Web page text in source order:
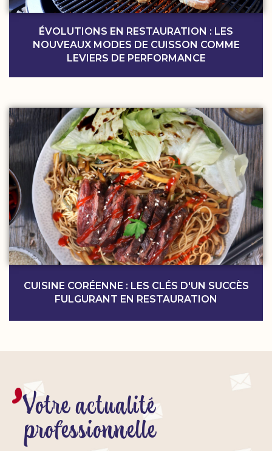
ÉVOLUTIONS EN RESTAURATION : LES
NOUVEAUX MODES DE CUISSON COMME
LEVIERS DE PERFORMANCE
CUISINE CORÉENNE : LES CLÉS D'UN SUCCÈS
FULGURANT EN RESTAURATION
Votre actualité
professionnelle